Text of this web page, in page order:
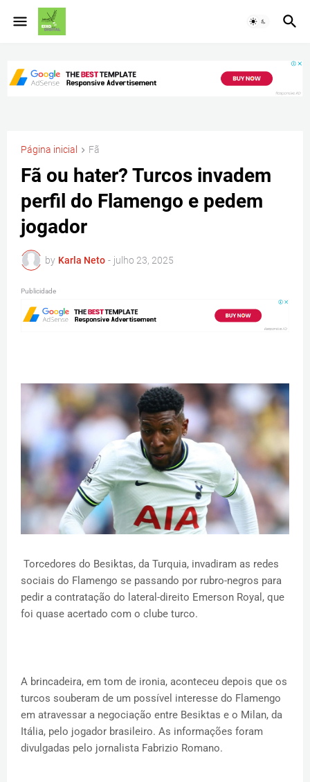
Página inicial Fã
Fã ou hater? Turcos invadem
perfil do Flamengo e pedem
jogador
by Karla Neto - julho 23, 2025
Publicidade
Torcedores do Besiktas, da Turquia, invadiram as redes
sociais do Flamengo se passando por rubro-negros para
pedir a contratação do lateral-direito Emerson Royal, que
foi quase acertado com o clube turco.
A brincadeira, em tom de ironia, aconteceu depois que os
turcos souberam de um possível interesse do Flamengo
em atravessar a negociação entre Besiktas e o Milan, da
Itália, pelo jogador brasileiro. As informações foram
divulgadas pelo jornalista Fabrizio Romano.